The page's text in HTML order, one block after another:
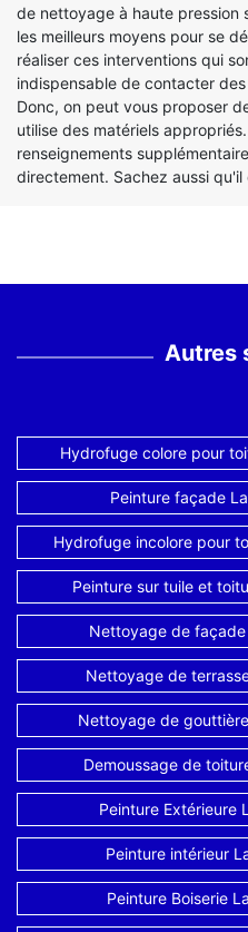
de nettoyage à haute pression
les meilleurs moyens pour se
réaliser ces interventions qui
indispensable de contacter
Donc, on peut vous proposer
utilise des matériels
renseignements
directement. Sachez aussi qu'il
Autres
Hydrofuge colore pour
Peinture façade
Hydrofuge incolore pour
Peinture sur tuile et
Nettoyage de
Nettoyage de
Nettoyage de
Demoussage de
Peinture Extérieure
Peinture intérieur
Peinture Boiserie